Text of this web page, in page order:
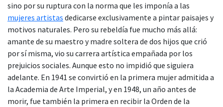
sino por su ruptura con la norma que les imponía a las
mujeres artistas dedicarse exclusivamente a pintar paisajes y
motivos naturales. Pero su rebeldía fue mucho más allá:
amante de su maestro y madre soltera de dos hijos que crió
por sí misma, vio su carrera artística empañada por los
prejuicios sociales. Aunque esto no impidió que siguiera
adelante. En 1941 se convirtió en la primera mujer admitida a
la Academia de Arte Imperial, y en 1948, un año antes de
morir, fue también la primera en recibir la Orden de la